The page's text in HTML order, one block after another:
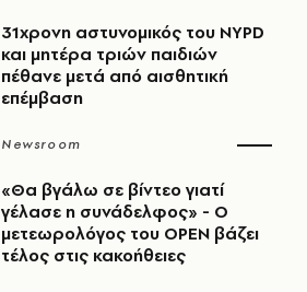
31χρονη αστυνομικός του NYPD
και μητέρα τριών παιδιών
πέθανε μετά από αισθητική
επέμβαση
Newsroom
«Θα βγάλω σε βίντεο γιατί
γέλασε η συνάδελφος» - Ο
μετεωρολόγος του OPEN βάζει
τέλος στις κακοήθειες